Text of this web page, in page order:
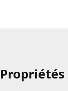
Propriétés